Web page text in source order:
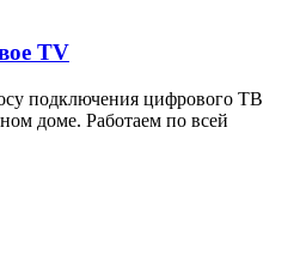
TV
подключения цифрового ТВ
доме. Работаем по всей